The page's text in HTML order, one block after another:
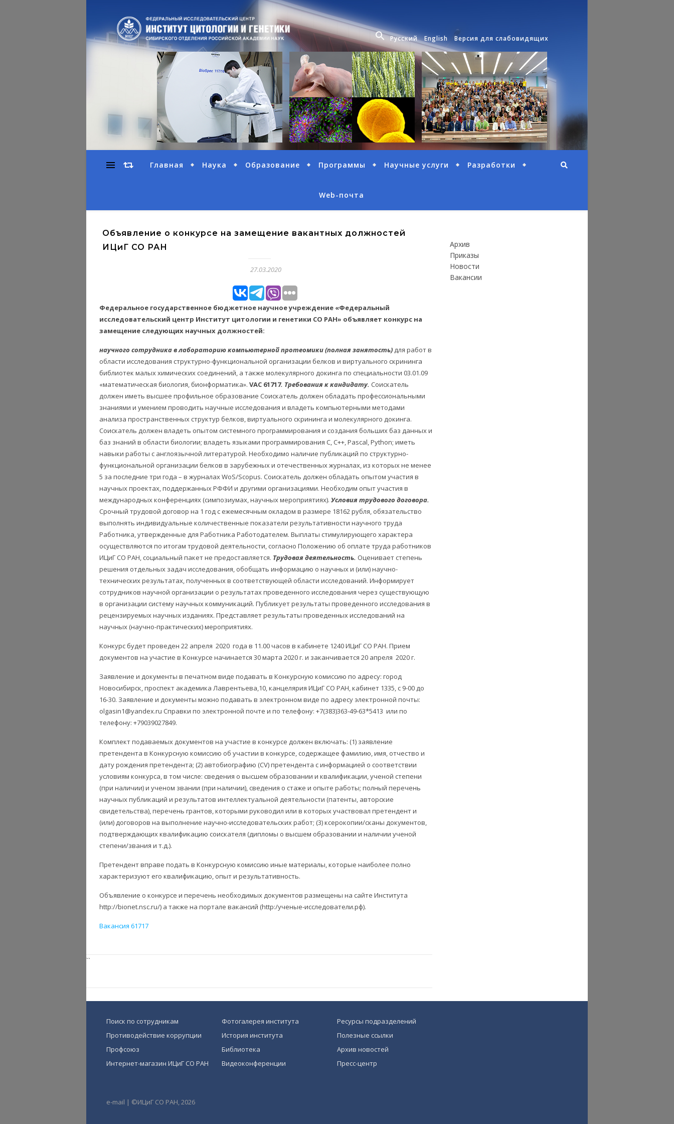
Русский English Версия для слабовидящих
Главная Наука Образование Программы Научные услуги Разработки
Web-почта
Объявление о конкурсе на замещение вакантных должностей
ИЦиГ СО РАН
27.03.2020
Федеральное государственное бюджетное научное учреждение «Федеральный
исследовательский центр Институт цитологии и генетики СО РАН» объявляет конкурс на
замещение следующих научных должностей:
научного сотрудника в лабораторию компьютерной протеомики(полная занятость) для работ в
области исследования структурно-функциональной организации белков и виртуального скрининга
библиотек малых химических соединений, а также молекулярного докинга по специальности 03.01.09
«математическая биология, бионформатика». VAC 61717. Требования к кандидату. Соискатель
должен иметь высшее профильное образование Соискатель должен обладать профессиональными
знаниями и умением проводить научные исследования и владеть компьютерными методами
анализа пространственных структур белков, виртуального скрининга и молекулярного докинга.
Соискатель должен владеть опытом системного программирования и создания больших баз данных и
баз знаний в области биологии; владеть языками программирования C, C++, Pascal, Python; иметь
навыки работы с англоязычной литературой. Необходимо наличие публикаций по структурно-
функциональной организации белков в зарубежных и отечественных журналах, из которых не менее
5 за последние три года – в журналах WoS/Scopus. Соискатель должен обладать опытом участия в
научных проектах, поддержанных РФФИ и другими организациями. Необходим опыт участия в
международных конференциях (симпозиумах, научных мероприятиях). Условия трудового договора.
Срочный трудовой договор на 1 год с ежемесячным окладом в размере 18162 рубля, обязательство
выполнять индивидуальные количественные показатели результативности научного труда
Работника, утвержденные для Работника Работодателем. Выплаты стимулирующего характера
осуществляются по итогам трудовой деятельности, согласно Положению об оплате труда работников
ИЦиГ СО РАН, социальный пакет не предоставляется. Трудовая деятельность. Оценивает степень
решения отдельных задач исследования, обобщать информацию о научных и (или) научно-
технических результатах, полученных в соответствующей области исследований. Информирует
сотрудников научной организации о результатах проведенного исследования через существующую
в организации систему научных коммуникаций. Публикует результаты проведенного исследования в
рецензируемых научных изданиях. Представляет результаты проведенных исследований на
научных (научно-практических) мероприятиях.
Конкурс будет проведен 22 апреля 2020 года в 11.00 часов в кабинете 1240 ИЦиГ СО РАН. Прием
документов на участие в Конкурсе начинается 30 марта 2020 г. и заканчивается 20 апреля 2020 г.
Заявление и документы в печатном виде подавать в Конкурсную комиссию по адресу: город
Новосибирск, проспект академика Лаврентьева,10, канцелярия ИЦиГ СО РАН, кабинет 1335, с 9-00 до
16-30. Заявление и документы можно подавать в электронном виде по адресу электронной почты:
olgasin1@yandex.ru Справки по электронной почте и по телефону: +7(383)363-49-63*5413 или по
телефону: +79039027849.
Комплект подаваемых документов на участие в конкурсе должен включать: (1) заявление
претендента в Конкурсную комиссию об участии в конкурсе, содержащее фамилию, имя, отчество и
дату рождения претендента; (2) автобиографию (CV) претендента с информацией о соответствии
условиям конкурса, в том числе: сведения о высшем образовании и квалификации, ученой степени
(при наличии) и ученом звании (при наличии), сведения о стаже и опыте работы; полный перечень
научных публикаций и результатов интеллектуальной деятельности (патенты, авторские
свидетельства), перечень грантов, которыми руководил или в которых участвовал претендент и
(или) договоров на выполнение научно-исследовательских работ; (3) ксерокопии/сканы документов,
подтверждающих квалификацию соискателя (дипломы о высшем образовании и наличии ученой
степени/звания и т.д.).
Претендент вправе подать в Конкурсную комиссию иные материалы, которые наиболее полно
характеризуют его квалификацию, опыт и результативность.
Объявление о конкурсе и перечень необходимых документов размещены на сайте Института
http://bionet.nsc.ru/) а также на портале вакансий (http:/ученые-исследователи.рф).
Вакансия 61717
``
Архив
Приказы
Новости
Вакансии
Поиск по сотрудникам
Противодействие коррупции
Профсоюз
Интернет-магазин ИЦиГ СО РАН
Фотогалерея института
История института
Библиотека
Видеоконференции
Ресурсы подразделений
Полезные ссылки
Архив новостей
Пресс-центр
e-mail | ©ИЦиГ СО РАН, 2026